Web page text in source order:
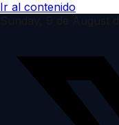
Ir al contenido